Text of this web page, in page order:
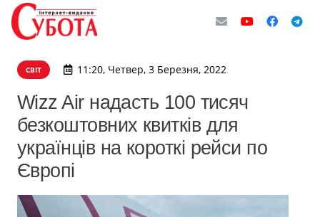
СВІТ 11:20, Четвер, 3 Березня, 2022
Wizz Air надасть 100 тисяч
безкоштовних квитків для
українців на короткі рейси по
Європі